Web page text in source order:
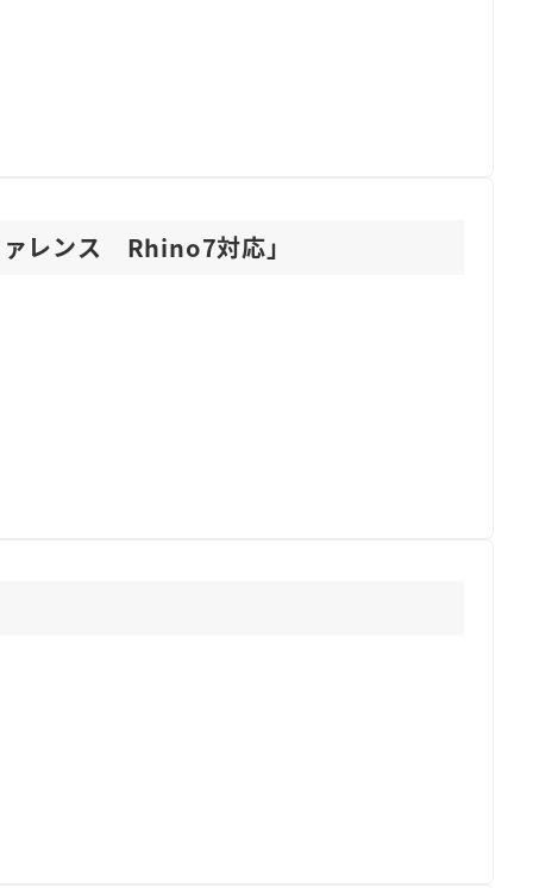
レンス Rhino7対応」